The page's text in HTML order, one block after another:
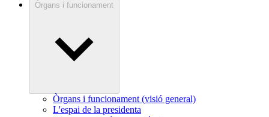
Òrgans i funcionament
Òrgans i funcionament (visió general)
L'espai de la presidenta